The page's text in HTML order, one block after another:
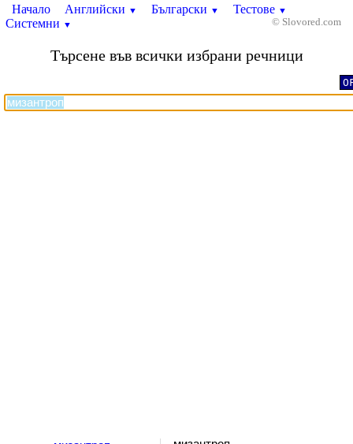
Начало Английски ▼ Български ▼ Тестове ▼
Системни ▼ © Slovored.com
Търсене във всички избрани речници